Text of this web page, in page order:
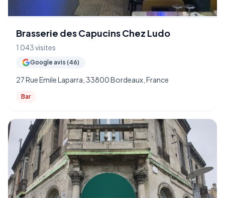
Brasserie des Capucins Chez Ludo
1 043 visites
Google avis (46)
27 Rue Emile Laparra, 33800 Bordeaux, France
Bar